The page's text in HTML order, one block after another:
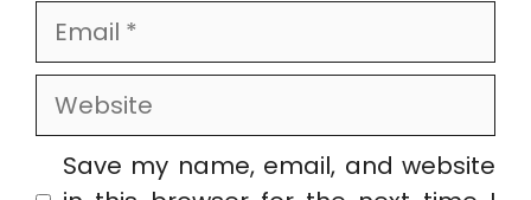
Email
Website
Save my name, email, and website